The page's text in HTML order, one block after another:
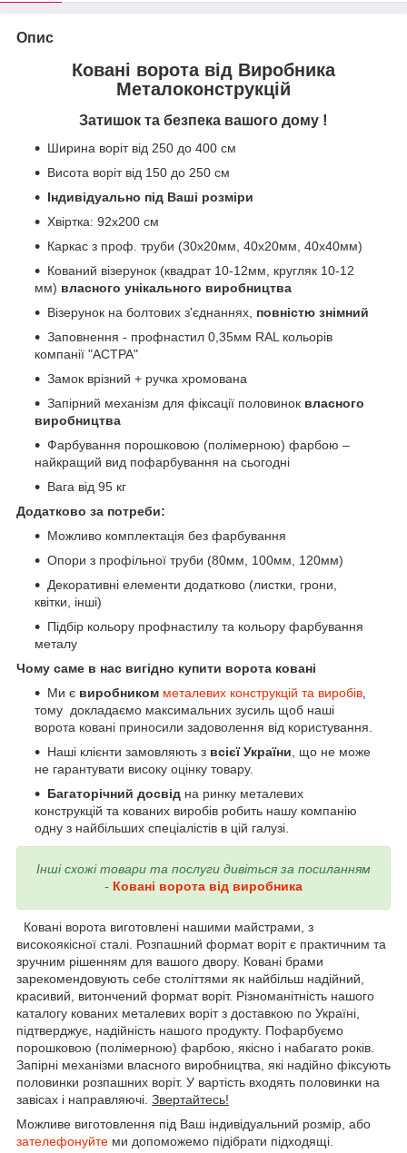
Опис
Ковані ворота від Виробника
Металоконструкцій
Затишок та безпека вашого дому !
Ширина воріт від 250 до 400 см
Висота воріт від 150 до 250 см
Індивідуально під Ваші розміри
Хвіртка: 92х200 см
Каркас з проф. труби (30х20мм, 40х20мм, 40х40мм)
Кований візерунок (квадрат 10-12мм, кругляк 10-12
мм) власного унікального виробництва
Візерунок на болтових з'єднаннях, повністю знімний
Заповнення - профнастил 0,35мм RAL кольорів
компанії "АСТРА"
Замок врізний + ручка хромована
Запірний механізм для фіксації половинок власного
виробництва
Фарбування порошковою (полімерною) фарбою –
найкращий вид пофарбування на сьогодні
Вага від 95 кг
Додатково за потреби:
Можливо комплектація без фарбування
Опори з профільної труби (80мм, 100мм, 120мм)
Декоративні елементи додатково (листки, грони,
квітки, інші)
Підбір кольору профнастилу та кольору фарбування
металу
Чому саме в нас вигідно купити ворота ковані
Ми є виробником металевих конструкцій та виробів,
тому докладаємо максимальних зусиль щоб наші
ворота ковані приносили задоволення від користування.
Наші клієнти замовляють з всієї України, що не може
не гарантувати високу оцінку товару.
Багаторічний досвід на ринку металевих
конструкцій та кованих виробів робить нашу компанію
одну з найбільших спеціалістів в цій галузі.
Інші схожі товари та послуги дивіться за посиланням
- Ковані ворота від виробника
Ковані ворота виготовлені нашими майстрами, з
високоякісної сталі. Розпашний формат воріт є практичним та
зручним рішенням для вашого двору. Ковані брами
зарекомендовують себе століттями як найбільш надійний,
красивий, витончений формат воріт. Різноманітність нашого
каталогу кованих металевих воріт з доставкою по Україні,
підтверджує, надійність нашого продукту. Пофарбуємо
порошковою (полімерною) фарбою, якісно і набагато років.
Запірні механізми власного виробництва, які надійно фіксують
половинки розпашних воріт. У вартість входять половинки на
завісах і направляючі. Звертайтесь!
Можливе виготовлення під Ваш індивідуальний розмір, або
зателефонуйте ми допоможемо підібрати підходящі.